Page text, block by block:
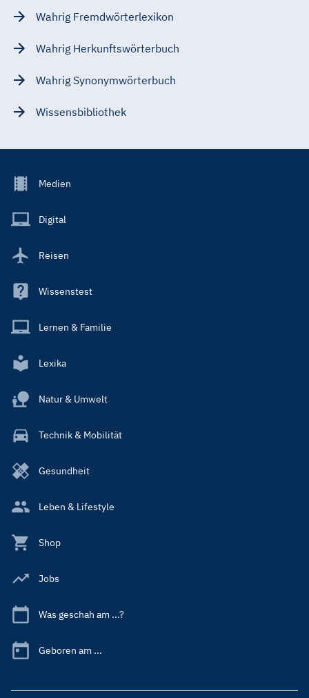
Wahrig Fremdwörterlexikon
Wahrig Herkunftswörterbuch
Wahrig Synonymwörterbuch
Wissensbibliothek
Footer
Main
Medien
Digital
Reisen
Wissenstest
Lernen & Familie
Lexika
Natur & Umwelt
Technik & Mobilität
Gesundheit
Leben & Lifestyle
Shop
Jobs
Was geschah am ...?
Geboren am ...